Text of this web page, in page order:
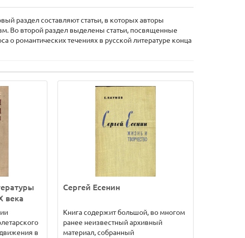
раздел составляют статьи, в которых авторы
Во второй раздел выделены статьи, посвященные
о романтических течениях в русской литературе конца
века
в
Сергей Есенин
Книга содержит большой, во многом
ранее неизвестный архивный
материал, собранный